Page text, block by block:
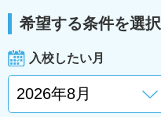
希望する条件を選
入校したい月